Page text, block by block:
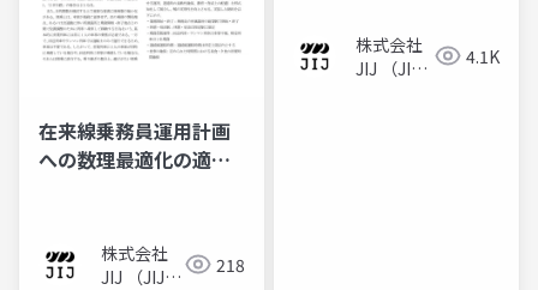
在来線乗務員運用計画
への数理最適化の適用
株式会社
JIJ （JIJ
218
理論の応用について
株式会社
JIJ （JIJ
4.1K